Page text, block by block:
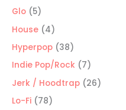
Glo 55
productos
House 44
productos
Hyperpop 3838
productos
Indie Pop/Rock 77
productos
Jerk / Hoodtrap 2626
Lo-Fi 7878